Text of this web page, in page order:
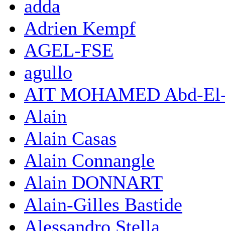
adda
Adrien Kempf
AGEL-FSE
agullo
AIT MOHAMED Abd-
Alain
Alain Casas
Alain Connangle
Alain DONNART
Alain-Gilles Bastide
Alessandro Stella